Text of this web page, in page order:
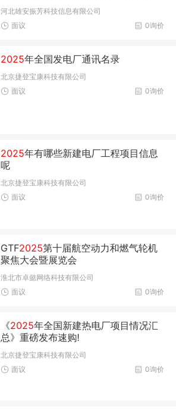
河北雄安振芳科技信息有限公司
0询价
面议
2025年全国发电厂通讯名录
北京捷登宝康科技有限公司
0询价
面议
2025年有哪些新建电厂工程项目信息
呢
北京捷登宝康科技有限公司
0询价
面议
GTF2025第十届航空动力和燃气轮机
聚焦大会暨展览会
淮北市卓懿网络科技有限公司
0询价
面议
《2025年全国新建热电厂项目情况汇
总》重磅发布速购!
北京捷登宝康科技有限公司
0询价
面议